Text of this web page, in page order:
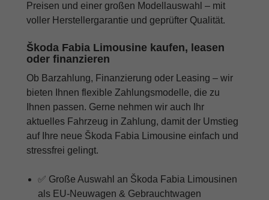
Preisen und einer großen Modellauswahl – mit
voller Herstellergarantie und geprüfter Qualität.
Škoda Fabia Limousine kaufen, leasen
oder finanzieren
Ob Barzahlung, Finanzierung oder Leasing – wir
bieten Ihnen flexible Zahlungsmodelle, die zu
Ihnen passen. Gerne nehmen wir auch Ihr
aktuelles Fahrzeug in Zahlung, damit der Umstieg
auf Ihre neue Škoda Fabia Limousine einfach und
stressfrei gelingt.
✅ Große Auswahl an Škoda Fabia Limousinen
als EU-Neuwagen & Gebrauchtwagen